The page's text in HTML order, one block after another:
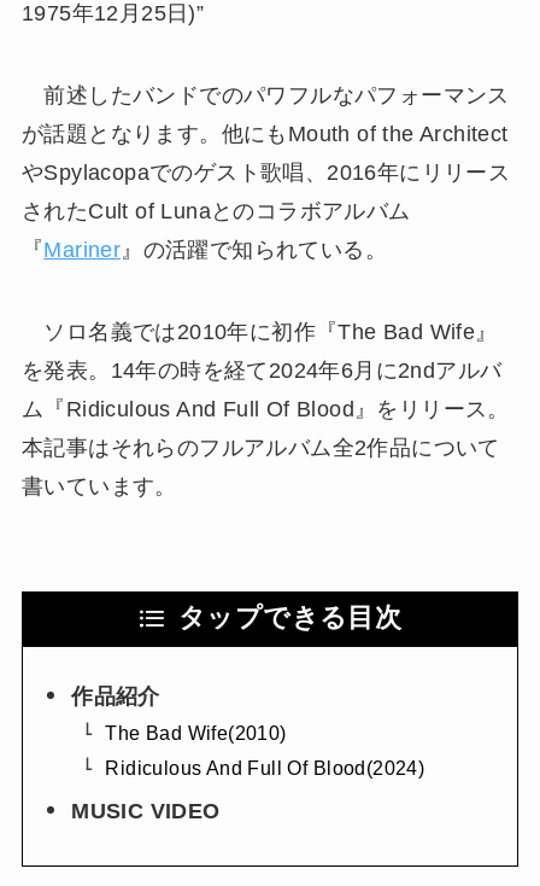
1975年12月25日)”
前述したバンドでのパワフルなパフォーマンス
が話題となります。他にもMouth of the Architect
やSpylacopaでのゲスト歌唱、2016年にリリース
されたCult of Lunaとのコラボアルバム
『Mariner 』の活躍で知られている。
ソロ名義では2010年に初作『The Bad Wife』
を発表。14年の時を経て2024年6月に2ndアルバ
ム『Ridiculous And Full Of Blood』をリリース。
本記事はそれらのフルアルバム全2作品について
書いています。
タップできる目次
作品紹介
The Bad Wife(2010)
Ridiculous And Full Of Blood(2024)
MUSIC VIDEO